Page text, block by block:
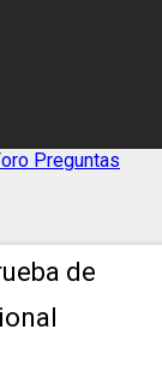
Preguntas
de